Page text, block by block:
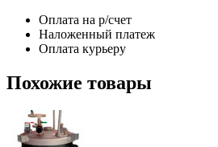
Оплата на р/счет
Наложенный платеж
Оплата курьеру
Похожие товары